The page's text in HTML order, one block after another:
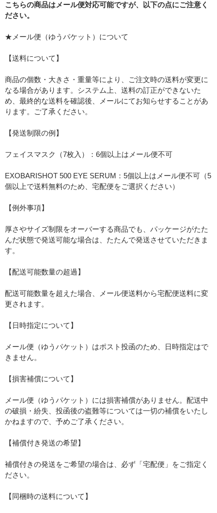
こちらの商品はメール便対応可能ですが、以下の点にご注意く
ださい。
★メール便（ゆうパケット）について
【送料について】
商品の個数・大きさ・重量等により、ご注文時の送料が変更に
なる場合があります。システム上、送料の訂正ができないた
め、最終的な送料を確認後、メールにてお知らせすることがあ
ります。ご了承ください。
【発送制限の例】
フェイスマスク（7枚入）：6個以上はメール便不可
EXOBARISHOT 500 EYE SERUM：5個以上はメール便不可（5
個以上で送料無料のため、宅配便をご選択ください）
【例外事項】
厚さやサイズ制限をオーバーする商品でも、パッケージがたた
んだ状態で発送可能な場合は、たたんで発送させていただきま
す。
【配送可能数量の超過】
配送可能数量を超えた場合、メール便送料から宅配便送料に変
更されます。
【日時指定について】
メール便（ゆうパケット）はポスト投函のため、日時指定はで
きません。
【損害補償について】
メール便（ゆうパケット）には損害補償がありません。配送中
の破損・紛失、投函後の盗難等については一切の補償をいたし
かねますので、予めご了承ください。
【補償付き発送の希望】
補償付きの発送をご希望の場合は、必ず「宅配便」をご指定く
ださい。
【同梱時の送料について】